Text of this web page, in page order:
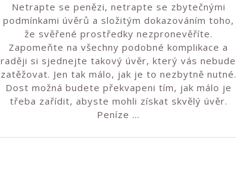
Netrapte se penězi, netrapte se zbytečnými
podmínkami úvěrů a složitým dokazováním toho,
že svěřené prostředky nezpronevěříte.
Zapomeňte na všechny podobné komplikace a
raději si sjednejte takový úvěr, který vás nebude
zatěžovat. Jen tak málo, jak je to nezbytně nutné.
Dost možná budete překvapeni tím, jak málo je
třeba zařídit, abyste mohli získat skvělý úvěr.
Peníze …